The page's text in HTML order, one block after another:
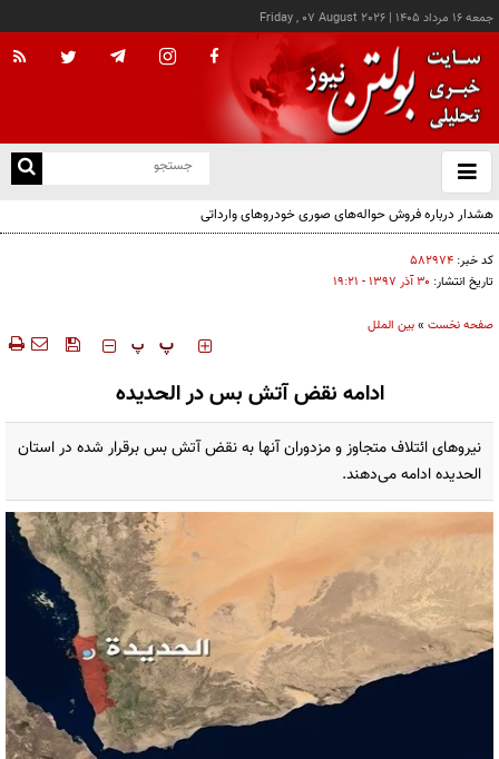
جمعه ۱۶ مرداد ۱۴۰۵ |
Friday , 07 August 2026
باز
و
هشدار درباره فروش حواله‌های صوری خودروهای وارداتی
کد خبر: ۵۸۲۹۷۴
تاریخ انتشار: ۳۰ آذر ۱۳۹۷ - ۱۹:۲۱
صفحه نخست »بین الملل
‍‍‍ پ پ
ادامه نقض آتش بس در الحدیده
نیروهای ائتلاف متجاوز و مزدوران آنها به نقض آتش بس برقرار شده در استان
الحدیده ادامه می‌دهند.